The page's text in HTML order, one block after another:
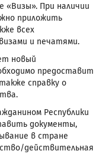
«Визы». При наличии
приложить
всех
и печатями.
новый
предоставит
справку о
Республики
документы,
в стране
действительная